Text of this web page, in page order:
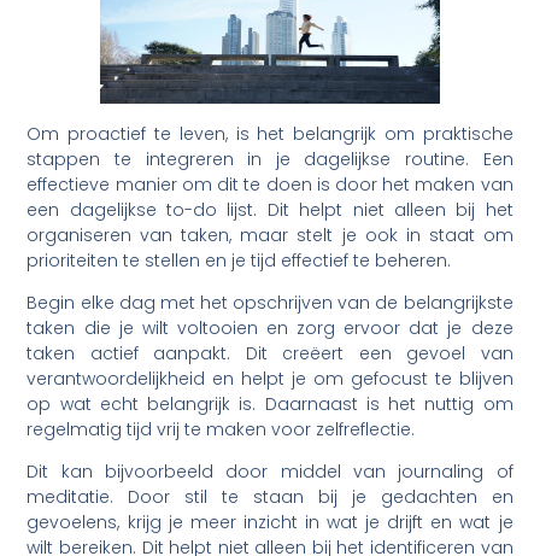
Om proactief te leven, is het belangrijk om praktische
stappen te integreren in je dagelijkse routine. Een
effectieve manier om dit te doen is door het maken van
een dagelijkse to-do lijst. Dit helpt niet alleen bij het
organiseren van taken, maar stelt je ook in staat om
prioriteiten te stellen en je tijd effectief te beheren.
Begin elke dag met het opschrijven van de belangrijkste
taken die je wilt voltooien en zorg ervoor dat je deze
taken actief aanpakt. Dit creëert een gevoel van
verantwoordelijkheid en helpt je om gefocust te blijven
op wat echt belangrijk is. Daarnaast is het nuttig om
regelmatig tijd vrij te maken voor zelfreflectie.
Dit kan bijvoorbeeld door middel van journaling of
meditatie. Door stil te staan bij je gedachten en
gevoelens, krijg je meer inzicht in wat je drijft en wat je
wilt bereiken. Dit helpt niet alleen bij het identificeren van